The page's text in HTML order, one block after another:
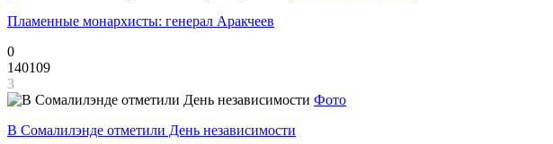
Пламенные монархисты: генерал Аракчеев
0
140109
3
Фото
В Сомалилэнде отметили День независимости